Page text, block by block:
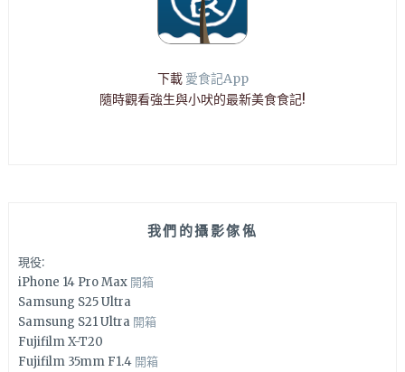
下載 愛食記App
隨時觀看強生與小吠的最新美食食記!
我們的攝影傢俬
現役:
iPhone 14 Pro Max 開箱
Samsung S25 Ultra
Samsung S21 Ultra 開箱
Fujifilm X-T20
Fujifilm 35mm F1.4 開箱